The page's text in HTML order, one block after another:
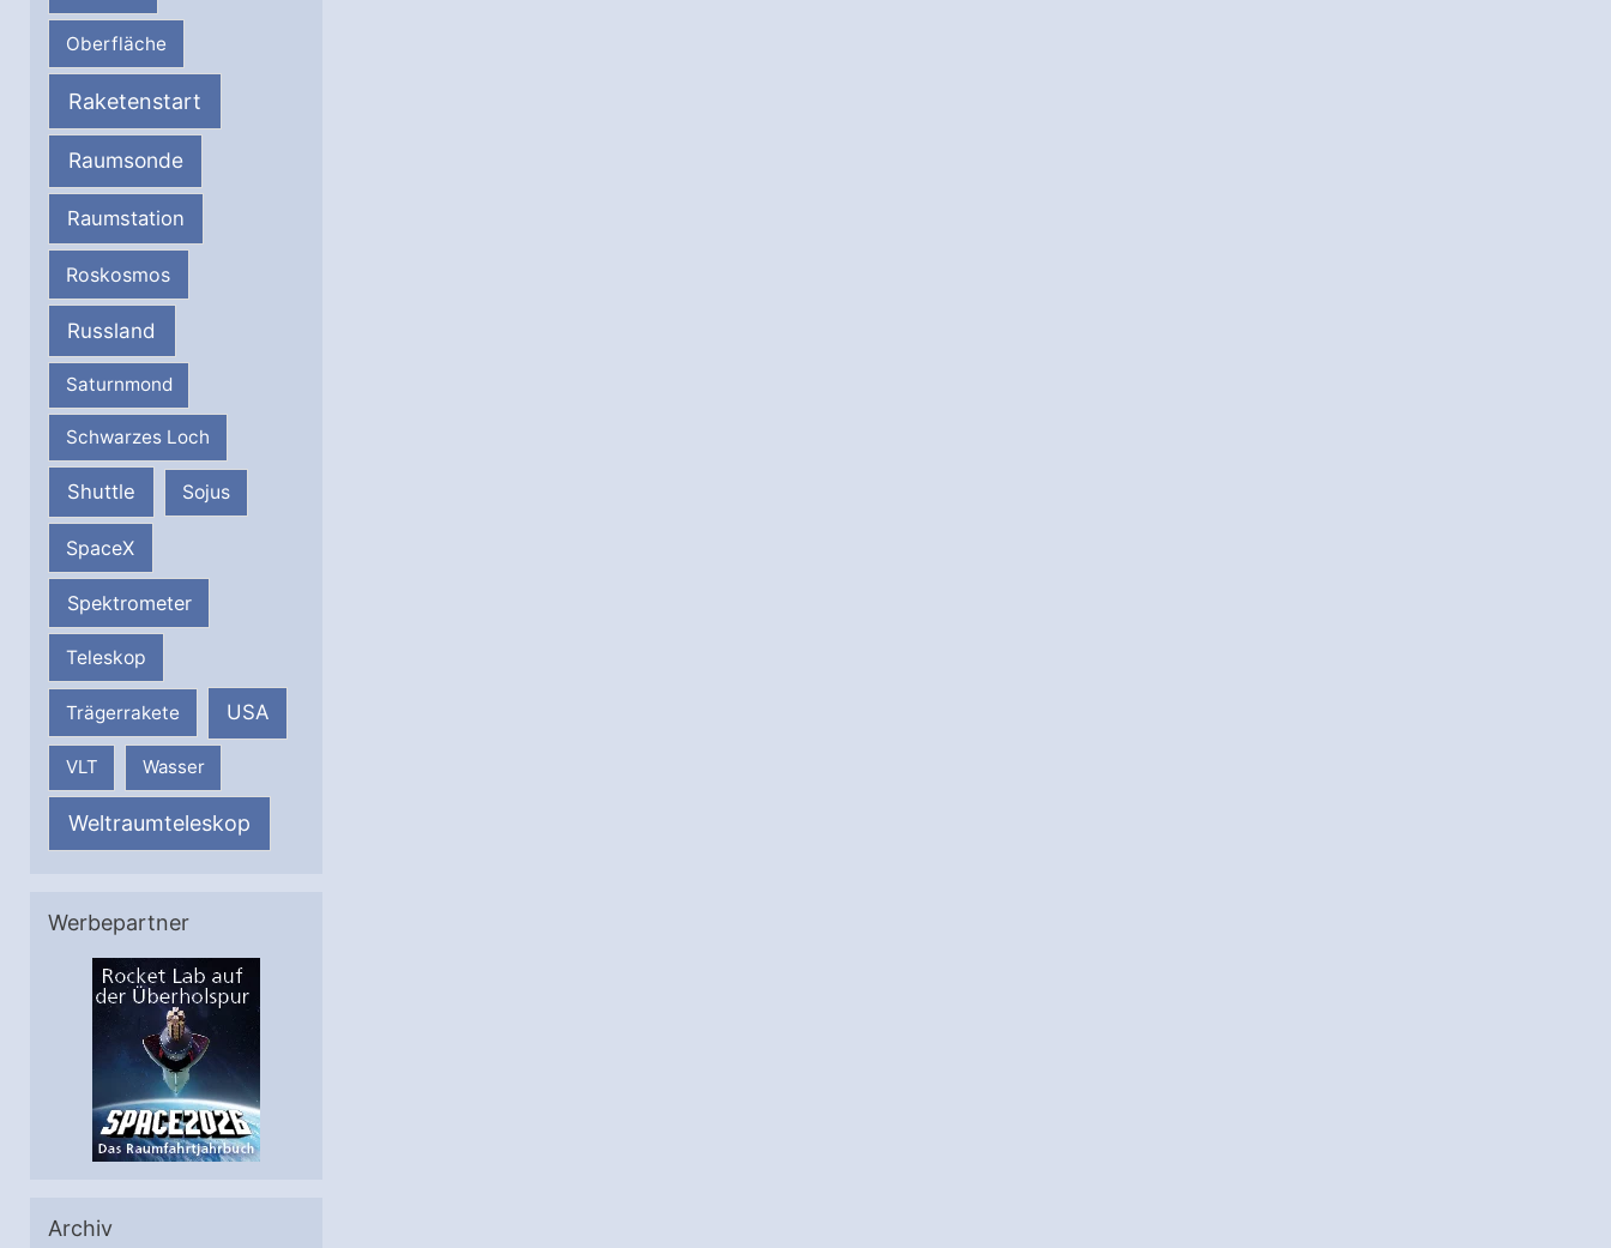
Oberfläche
Raketenstart
Raumsonde
Raumstation
Roskosmos
Russland
Saturnmond
Schwarzes Loch
Shuttle Sojus
SpaceX
Spektrometer
Teleskop
Trägerrakete USA
VLT Wasser
Weltraumteleskop
Werbepartner
Archiv